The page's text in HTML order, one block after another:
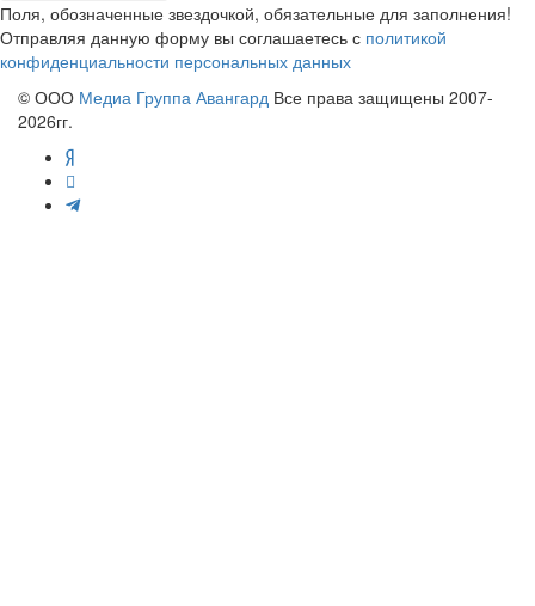
Поля, обозначенные звездочкой, обязательные для заполнения!
Отправляя данную форму вы соглашаетесь с политикой
конфиденциальности персональных данных
© ООО Медиа Группа Авангард Все права защищены 2007-
2026гг.